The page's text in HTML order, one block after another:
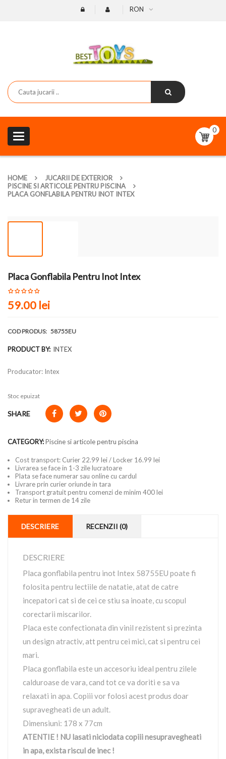
RON
Toggle
navigation
0
HOME
JUCARII DE EXTERIOR
PISCINE SI ARTICOLE PENTRU PISCINA
PLACA GONFLABILA PENTRU INOT INTEX
Placa Gonflabila Pentru Inot Intex
59.00 lei
COD PRODUS: 58755EU
PRODUCT BY: INTEX
Producator: Intex
Stoc epuizat
SHARE
CATEGORY:Piscine si articole pentru piscina
Cost transport: Curier 22.99 lei / Locker 16.99 lei
Livrarea se face in 1-3 zile lucratoare
Plata se face numerar sau online cu cardul
Livrare prin curier oriunde in tara
Transport gratuit pentru comenzi de minim 400 lei
Retur in termen de 14 zile
DESCRIERE RECENZII (0)
DESCRIERE
Placa gonflabila pentru inot Intex 58755EU poate fi
folosita pentru lectiile de natatie, atat de catre
incepatori cat si de cei ce stiu sa inoate, cu scopul
corectarii miscarilor.
Placa este confectionata din vinil rezistent si prezinta
un design atractiv, att pentru cei mici, cat si pentru cei
mari.
Placa gonflabila este un accesoriu ideal pentru zilele
calduroase de vara, cand tot ce va doriti e sa va
relaxati in apa. Copiii vor folosi acest produs doar
supravegheati de un adult.
Dimensiuni: 178 x 77cm
ATENTIE ! NU lasati niciodata copiii nesupravegheati
in apa, exista riscul de inec !